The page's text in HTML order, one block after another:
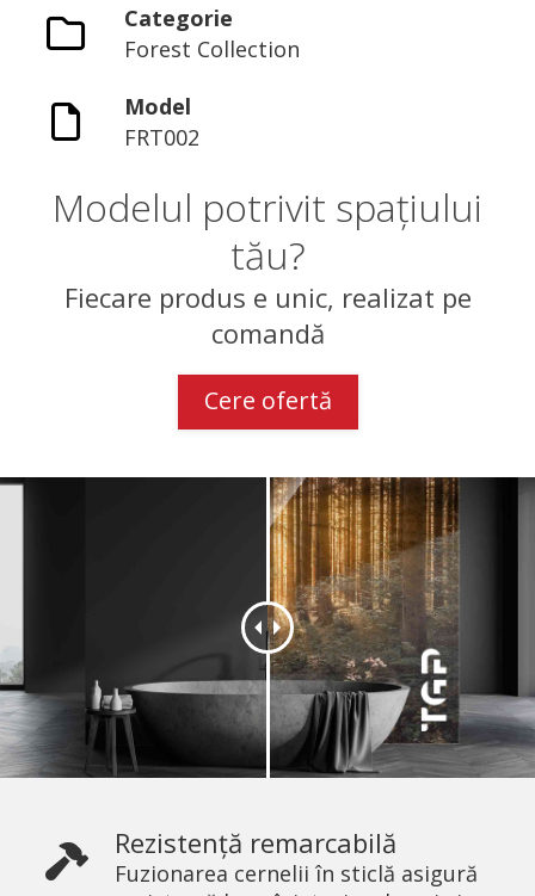
Categorie
Forest Collection
Model
FRT002
Modelul potrivit spațiului
tău?
Fiecare produs e unic, realizat pe
comandă
Cere ofertă
Rezistență remarcabilă
Fuzionarea cernelii în sticlă asigură